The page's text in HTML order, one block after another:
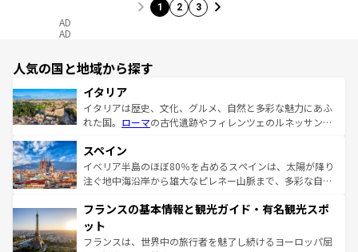
1 2 3
AD
AD
人気の国と地域から探す
イタリア
イタリアは歴史、文化、グルメ、自然と多彩な魅力にあふ
れた国。 ローマの古代遺跡やフィレンツェのルネッサンス
ろん、トスカーナの美しい田園風景やアマルフィ海岸の絶
景など、自然景観も見逃せない。観光の合間には、本場の
ピザやパスタなど、絶品のイタリア料理を堪能することも
ませてくれるイタリアで、忘れられない旅をしてみよう！
なお、新着のイタリア情報は
しい。
スペイン
イベリア半島のほぼ80％を占めるスペインは、太陽が降り
注ぐ地中海沿岸から雄大なピレネー山脈まで、多彩な自然
文化が根付くこの国では、情熱的なフラメンコ、熱気あふ
れる闘牛、そして美味しいタパスが生活の一部となってい
る。首都マドリードの洗練された雰囲気や、バルセロナの
フランスの基本情報と観光ガイド・有名観光スポ
ット
フランスは、世界中の旅行者を魅了し続けるヨーロッパ屈